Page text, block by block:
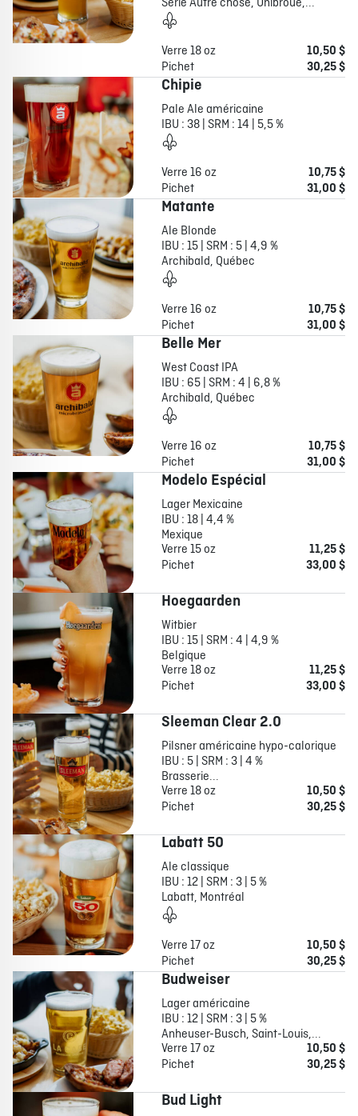
Série Autre chose, Unibroue,...
Verre 18 oz
10,50 $
Pichet
30,25 $
Chipie
Pale Ale américaine
IBU : 38 | SRM : 14 | 5,5 %
Verre 16 oz
10,75 $
Pichet
31,00 $
Matante
Ale Blonde
IBU : 15 | SRM : 5 | 4,9 %
Archibald, Québec
Verre 16 oz
10,75 $
Pichet
31,00 $
Belle Mer
West Coast IPA
IBU : 65 | SRM : 4 | 6,8 %
Archibald, Québec
Verre 16 oz
10,75 $
Pichet
31,00 $
Modelo Espécial
Lager Mexicaine
IBU : 18 | 4,4 %
Mexique
Verre 15 oz
11,25 $
Pichet
33,00 $
Hoegaarden
Witbier
IBU : 15 | SRM : 4 | 4,9 %
Belgique
Verre 18 oz
11,25 $
Pichet
33,00 $
Sleeman Clear 2.0
Pilsner américaine hypo-calorique
IBU : 5 | SRM : 3 | 4 %
Brasserie...
Verre 18 oz
10,50 $
Pichet
30,25 $
Labatt 50
Ale classique
IBU : 12 | SRM : 3 | 5 %
Labatt, Montréal
Verre 17 oz
10,50 $
Pichet
30,25 $
Budweiser
Lager américaine
IBU : 12 | SRM : 3 | 5 %
Anheuser-Busch, Saint-Louis,...
Verre 17 oz
10,50 $
Pichet
30,25 $
Bud Light